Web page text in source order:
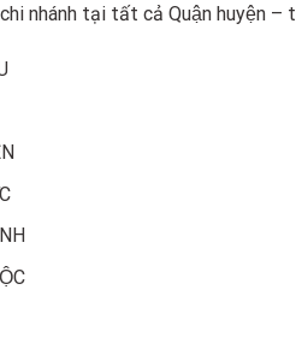
nhánh tại tất cả Quận huyện –